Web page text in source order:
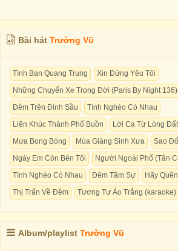
Bài hát Trường Vũ
Tình Bạn Quang Trung
Xin Đừng Yêu Tôi
Những Chuyến Xe Trong Đời (Paris By Night 136)
Đêm Trên Đỉnh Sầu
Tình Nghèo Có Nhau
Liên Khúc Thành Phố Buồn
Lời Ca Từ Lòng Đất
Mưa Bong Bóng
Mùa Giáng Sinh Xưa
Sao
Ngày Em Còn Bên Tôi
Người Ngoài Phố (Tân
Tình Nghèo Có Nhau
Đêm Tâm Sự
Hãy
Thị Trấn Về Đêm
Tương Tư Áo Trắng (karaoke)
Album/playlist Trường Vũ